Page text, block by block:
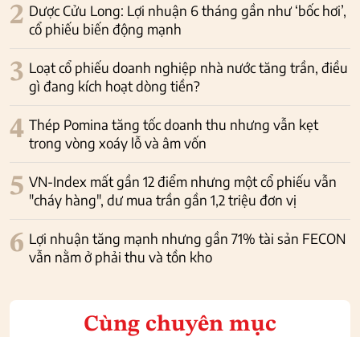
2 Dược Cửu Long: Lợi nhuận 6 tháng gần như ‘bốc hơi’,
cổ phiếu biến động mạnh
3 Loạt cổ phiếu doanh nghiệp nhà nước tăng trần, điều
gì đang kích hoạt dòng tiền?
4 Thép Pomina tăng tốc doanh thu nhưng vẫn kẹt
trong vòng xoáy lỗ và âm vốn
5 VN-Index mất gần 12 điểm nhưng một cổ phiếu vẫn
"cháy hàng", dư mua trần gần 1,2 triệu đơn vị
6 Lợi nhuận tăng mạnh nhưng gần 71% tài sản FECON
vẫn nằm ở phải thu và tồn kho
Cùng chuyên mục